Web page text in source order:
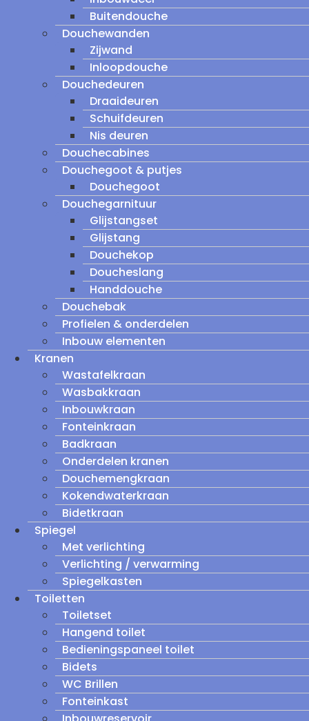
Buitendouche
Douchewanden
Zijwand
Inloopdouche
Douchedeuren
Draaideuren
Schuifdeuren
Nis deuren
Douchecabines
Douchegoot & putjes
Douchegoot
Douchegarnituur
Glijstangset
Glijstang
Douchekop
Doucheslang
Handdouche
Douchebak
Profielen & onderdelen
Inbouw elementen
Kranen
Wastafelkraan
Wasbakkraan
Inbouwkraan
Fonteinkraan
Badkraan
Onderdelen kranen
Douchemengkraan
Kokendwaterkraan
Bidetkraan
Spiegel
Met verlichting
Verlichting / verwarming
Spiegelkasten
Toiletten
Toiletset
Hangend toilet
Bedieningspaneel toilet
Bidets
WC Brillen
Fonteinkast